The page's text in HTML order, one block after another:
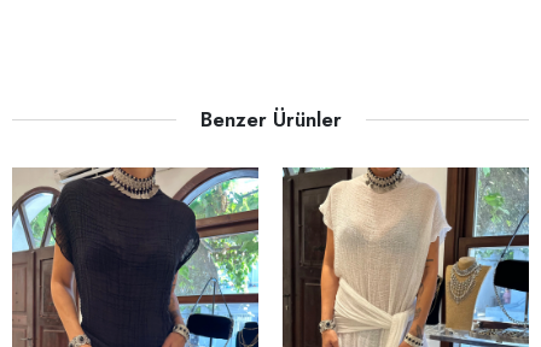
Benzer Ürünler